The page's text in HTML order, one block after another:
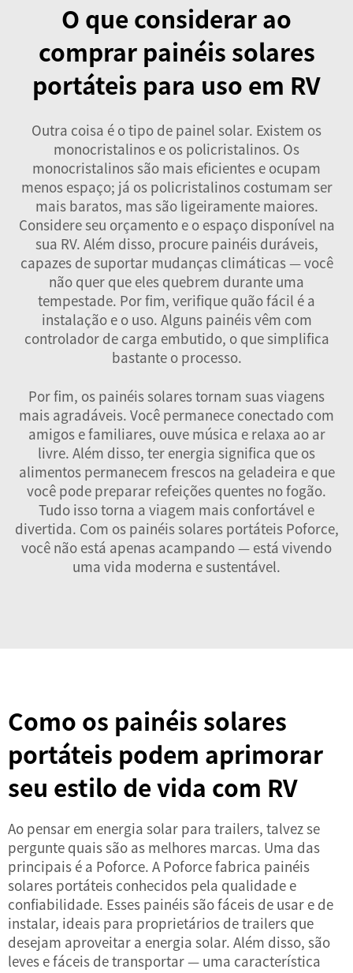
O que considerar ao
comprar painéis solares
portáteis para uso em RV
Outra coisa é o tipo de painel solar. Existem os
monocristalinos e os policristalinos. Os
monocristalinos são mais eficientes e ocupam
menos espaço; já os policristalinos costumam ser
mais baratos, mas são ligeiramente maiores.
Considere seu orçamento e o espaço disponível na
sua RV. Além disso, procure painéis duráveis,
capazes de suportar mudanças climáticas — você
não quer que eles quebrem durante uma
tempestade. Por fim, verifique quão fácil é a
instalação e o uso. Alguns painéis vêm com
controlador de carga embutido, o que simplifica
bastante o processo.
Por fim, os painéis solares tornam suas viagens
mais agradáveis. Você permanece conectado com
amigos e familiares, ouve música e relaxa ao ar
livre. Além disso, ter energia significa que os
alimentos permanecem frescos na geladeira e que
você pode preparar refeições quentes no fogão.
Tudo isso torna a viagem mais confortável e
divertida. Com os painéis solares portáteis Poforce,
você não está apenas acampando — está vivendo
uma vida moderna e sustentável.
Como os painéis solares
portáteis podem aprimorar
seu estilo de vida com RV
Ao pensar em energia solar para trailers, talvez se
pergunte quais são as melhores marcas. Uma das
principais é a Poforce. A Poforce fabrica painéis
solares portáteis conhecidos pela qualidade e
confiabilidade. Esses painéis são fáceis de usar e de
instalar, ideais para proprietários de trailers que
desejam aproveitar a energia solar. Além disso, são
leves e fáceis de transportar — uma característica